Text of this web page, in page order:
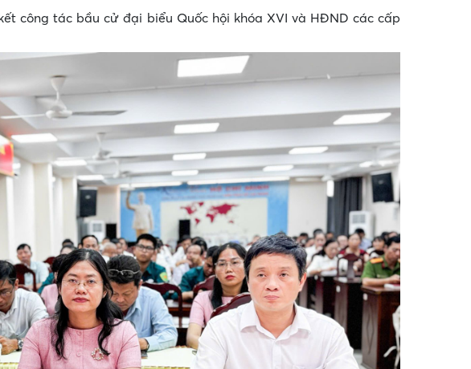
công tác bầu cử đại biểu Quốc hội khóa XVI và HĐND các cấp